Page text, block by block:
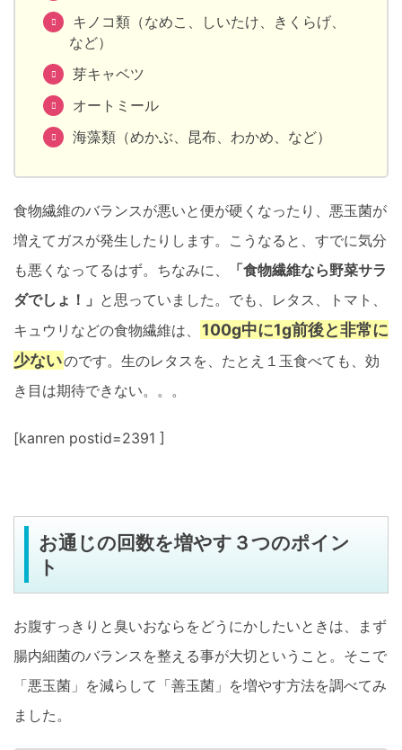
キノコ類（なめこ、しいたけ、きくらげ、
など）
芽キャベツ
オートミール
海藻類（めかぶ、昆布、わかめ、など）
食物繊維のバランスが悪いと便が硬くなったり、悪玉菌が
増えてガスが発生したりします。こうなると、すでに気分
も悪くなってるはず。ちなみに、
「食物繊維なら野菜サラ
ダでしょ！」 と思っていました。でも、レタス、トマト、
キュウリなどの食物繊維は、
100g中に1g前後と非常に
少ないのです。生のレタスを、たとえ１玉食べても、効
き目は期待できない。。。
[kanren postid=2391 ]
お通じの回数を増やす３つのポイン
ト
お腹すっきりと臭いおならをどうにかしたいときは、まず
腸内細菌のバランスを整える事が大切ということ。そこで
「悪玉菌」を減らして「善玉菌」を増やす方法を調べてみ
ました。